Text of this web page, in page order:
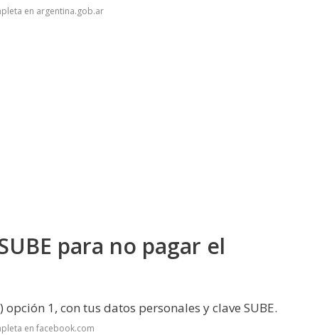
en argentina.gob.ar
para no pagar el
1, con tus datos personales y clave SUBE.
en facebook.com